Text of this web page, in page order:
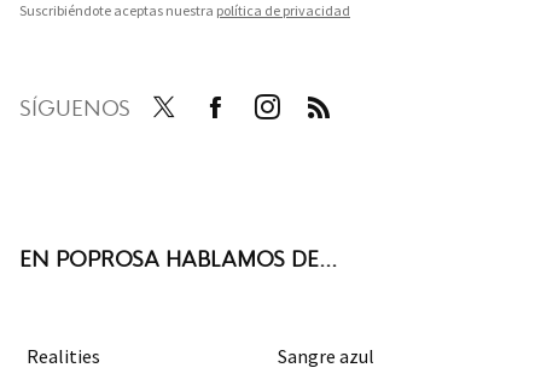
Suscribiéndote aceptas nuestra política de privacidad
SÍGUENOS
EN POPROSA HABLAMOS DE...
Realities Sangre azul